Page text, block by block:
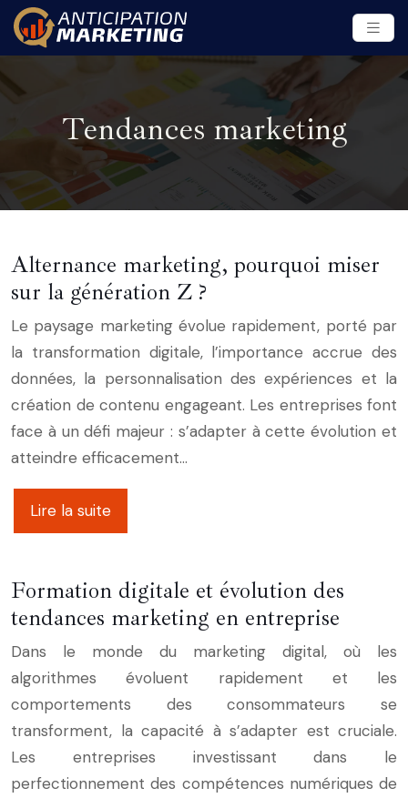
Tendances marketing
Alternance marketing, pourquoi miser
sur la génération Z ?
Le paysage marketing évolue rapidement, porté par
la transformation digitale, l’importance accrue des
données, la personnalisation des expériences et la
création de contenu engageant. Les entreprises font
face à un défi majeur : s’adapter à cette évolution et
atteindre efficacement…
Lire la suite
Formation digitale et évolution des
tendances marketing en entreprise
Dans le monde du marketing digital, où les
algorithmes évoluent rapidement et les
comportements des consommateurs se
transforment, la capacité à s’adapter est cruciale.
Les entreprises investissant dans le
perfectionnement des compétences numériques de